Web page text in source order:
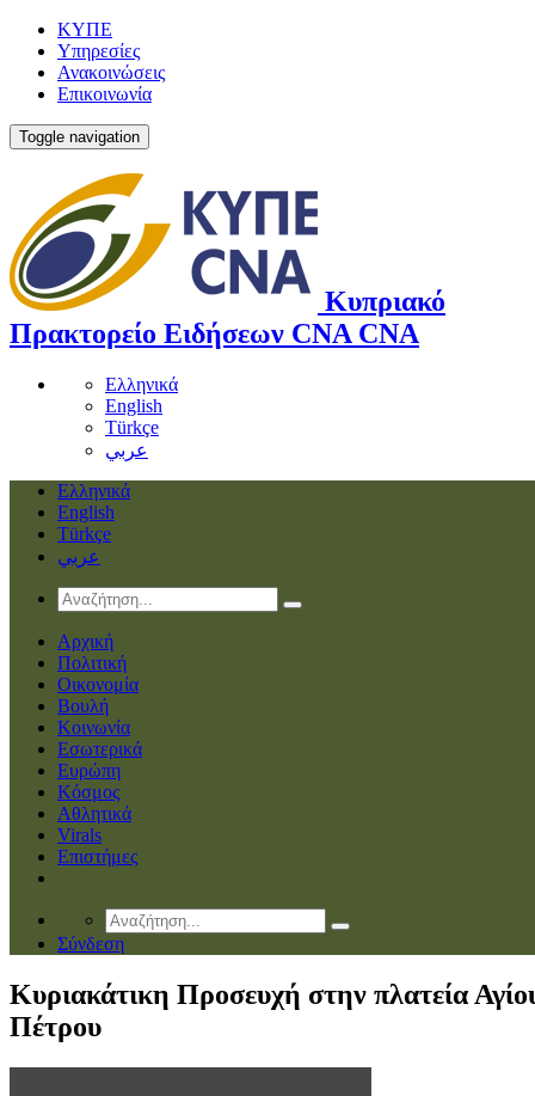
ΚΥΠΕ
Υπηρεσίες
Ανακοινώσεις
Επικοινωνία
Toggle navigation
Κυπριακό
Πρακτορείο Ειδήσεων CNA CNA
Ελληνικά
English
Türkçe
عربي
Ελληνικά
English
Türkçe
عربي
Αρχική
Πολιτική
Οικονομία
Βουλή
Κοινωνία
Εσωτερικά
Ευρώπη
Κόσμος
Αθλητικά
Virals
Επιστήμες
Σύνδεση
Κυριακάτικη Προσευχή στην πλατεία
Πέτρου